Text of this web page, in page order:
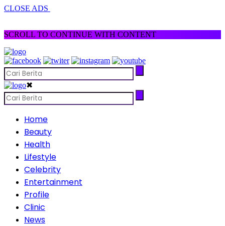
CLOSE ADS
SCROLL TO CONTINUE WITH CONTENT
✖
Home
Beauty
Health
Lifestyle
Celebrity
Entertainment
Profile
Clinic
News